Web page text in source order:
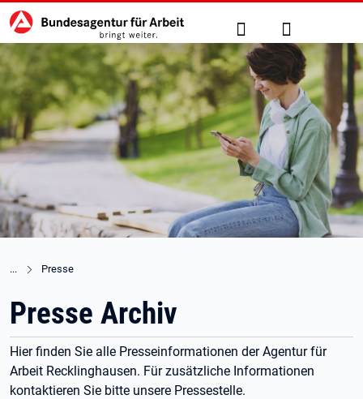
zu den Hauptinhalten springen
Hauptnavigation Suche Anmelden
Presse
Presse Archiv
Hier finden Sie alle Presseinformationen der Agentur für
Arbeit Recklinghausen. Für zusätzliche Informationen
kontaktieren Sie bitte unsere Pressestelle.